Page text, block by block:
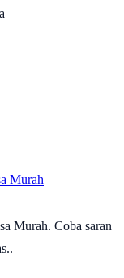
Murah
Murah. Coba saran